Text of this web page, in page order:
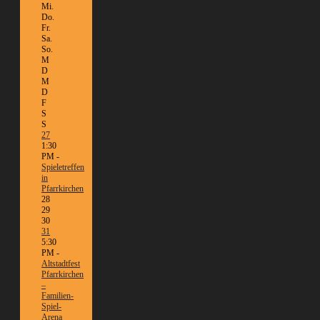
Mi.
Do.
Fr.
Sa.
So.
M
D
M
D
F
S
S
27
1:30
PM -
Spieletreffen
in
Pfarrkirchen
28
29
30
31
5:30
PM -
Altstadtfest
Pfarrkirchen
–
Familien-
Spiel-
Arena